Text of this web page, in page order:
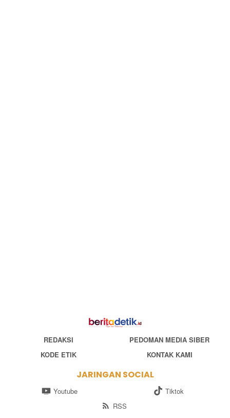
REDAKSI
PEDOMAN MEDIA SIBER
KODE ETIK
KONTAK KAMI
JARINGAN SOCIAL
Youtube
Tiktok
RSS